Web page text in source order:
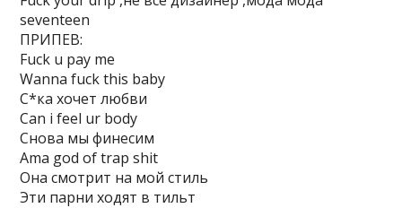
seventeen
ПРИПЕВ:
Fuck u pay me
Wanna fuck this baby
С*ка хочет любви
Can i feel ur body
Снова мы финесим
Ama god of trap shit
Она смотрит на мой стиль
Эти парни ходят в тильт